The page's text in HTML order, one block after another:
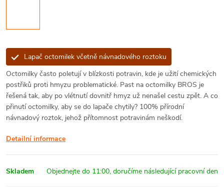
Lapač octomilek včetně návnadového roztoku
Octomilky často poletují v blízkosti potravin, kde je užití chemických
postřiků proti hmyzu problematické. Past na octomilky BROS je
řešená tak, aby po vlétnutí dovnitř hmyz už nenašel cestu zpět. A co
přinutí octomilky, aby se do lapače chytily? 100% přírodní
návnadový roztok, jehož přítomnost potravinám neškodí.
Detailní informace
Skladem